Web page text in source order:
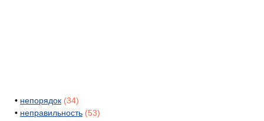
• непорядок (34)
• неправильность (53)